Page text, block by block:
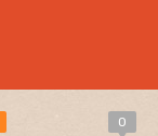
0